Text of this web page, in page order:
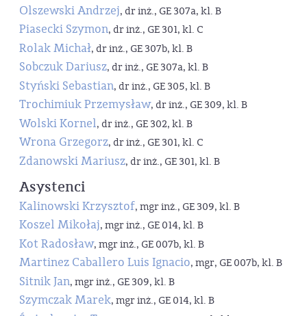
Olszewski Andrzej, dr inż., GE 307a, kl. B
Piasecki Szymon, dr inż., GE 301, kl. C
Rolak Michał, dr inż., GE 307b, kl. B
Sobczuk Dariusz, dr inż., GE 307a, kl. B
Styński Sebastian, dr inż., GE 305, kl. B
Trochimiuk Przemysław, dr inż., GE 309, kl. B
Wolski Kornel, dr inż., GE 302, kl. B
Wrona Grzegorz, dr inż., GE 301, kl. C
Zdanowski Mariusz, dr inż., GE 301, kl. B
Asystenci
Kalinowski Krzysztof, mgr inż., GE 309, kl. B
Koszel Mikołaj, mgr inż., GE 014, kl. B
Kot Radosław, mgr inż., GE 007b, kl. B
Martinez Caballero Luis Ignacio, mgr, GE 007b, kl. B
Sitnik Jan, mgr inż., GE 309, kl. B
Szymczak Marek, mgr inż., GE 014, kl. B